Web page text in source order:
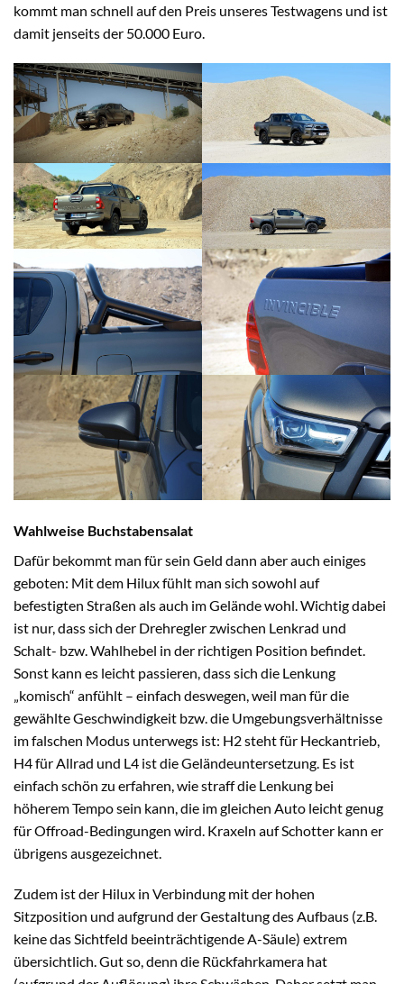
kommt man schnell auf den Preis unseres Testwagens und ist
damit jenseits der 50.000 Euro.
Wahlweise Buchstabensalat
Dafür bekommt man für sein Geld dann aber auch einiges
geboten: Mit dem Hilux fühlt man sich sowohl auf
befestigten Straßen als auch im Gelände wohl. Wichtig dabei
ist nur, dass sich der Drehregler zwischen Lenkrad und
Schalt- bzw. Wahlhebel in der richtigen Position befindet.
Sonst kann es leicht passieren, dass sich die Lenkung
„komisch“ anfühlt – einfach deswegen, weil man für die
gewählte Geschwindigkeit bzw. die Umgebungsverhältnisse
im falschen Modus unterwegs ist: H2 steht für Heckantrieb,
H4 für Allrad und L4 ist die Geländeuntersetzung. Es ist
einfach schön zu erfahren, wie straff die Lenkung bei
höherem Tempo sein kann, die im gleichen Auto leicht genug
für Offroad-Bedingungen wird. Kraxeln auf Schotter kann er
übrigens ausgezeichnet.
Zudem ist der Hilux in Verbindung mit der hohen
Sitzposition und aufgrund der Gestaltung des Aufbaus (z.B.
keine das Sichtfeld beeinträchtigende A-Säule) extrem
übersichtlich. Gut so, denn die Rückfahrkamera hat